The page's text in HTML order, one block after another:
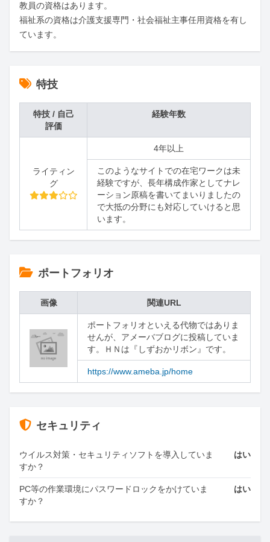
教員の資格はあります。
福祉系の資格は介護支援専門・社会福祉主事任用資格を有し
ています。
特技
特技 / 自己
評価
経験年数
ライティン
グ
4年以上
このようなサイトでの在宅ワークは未
経験ですが、長年構成作家としてナレ
ーション原稿を書いてまいりましたの
で大抵の分野にも対応していけると思
います。
ポートフォリオ
画像 関連URL
ポートフォリオといえる代物ではありま
せんが、アメーバブログに投稿していま
す。ＨＮは『しずおかリボン』です。
https://www.ameba.jp/home
セキュリティ
ウイルス対策・セキュリティソフトを導入していま
すか？
はい
PC等の作業環境にパスワードロックをかけていま
すか？
はい